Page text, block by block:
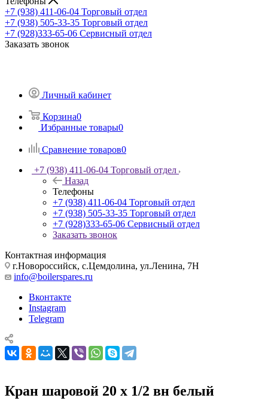
+7 (938) 411-06-04 Торговый отдел
+7 (938) 505-33-35 Торговый отдел
+7 (928)333-65-06 Сервисный отдел
Заказать звонок
Личный кабинет
Корзина0
Избранные товары0
Сравнение товаров0
+7 (938) 411-06-04 Торговый отдел
Назад
Телефоны
+7 (938) 411-06-04 Торговый отдел
+7 (938) 505-33-35 Торговый отдел
+7 (928)333-65-06 Сервисный отдел
Заказать звонок
Контактная информация
г.Новороссийск, с.Цемдолина, ул.Ленина, 7Н
info@boilerspares.ru
Вконтакте
Instagram
Telegram
Кран шаровой 20 х 1/2 вн белый